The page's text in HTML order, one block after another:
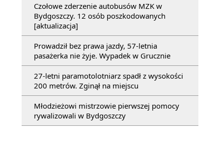
Czołowe zderzenie autobusów MZK w
Bydgoszczy. 12 osób poszkodowanych
[aktualizacja]
Prowadził bez prawa jazdy, 57-letnia
pasażerka nie żyje. Wypadek w Grucznie
27-letni paramotolotniarz spadł z wysokości
200 metrów. Zginął na miejscu
Młodzieżowi mistrzowie pierwszej pomocy
rywalizowali w Bydgoszczy